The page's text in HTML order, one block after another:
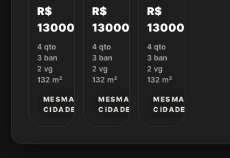
R$
1300000
4 qto
3 ban
2 vg
132 m²
MESMA
CIDADE
R$
1300000
4 qto
3 ban
2 vg
132 m²
MESMA
CIDADE
R$
1300000
4 qto
3 ban
2 vg
132 m²
MESMA
CIDADE